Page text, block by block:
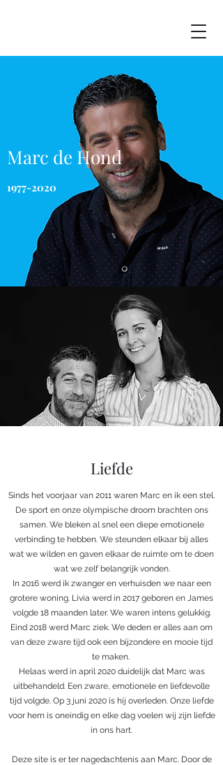
Marc de Hond
1977-2020
Liefde
Sinds het voorjaar van 2011 waren Marc en ik een stel.
De sport en onze olympische droom brachten ons
samen. We bleken al snel een diepe emotionele
verbinding te hebben. We steunden elkaar bij alles
wat we wilden en gaven elkaar de ruimte om te doen
wat we zelf belangrijk vonden.
In 2016 werd ik zwanger en verhuisden we naar een
grotere woning. Livia werd in 2017 geboren en James
volgde 18 maanden later. We waren intens gelukkig.
Eind 2018 werd Marc ziek. We deden er alles aan om
van deze zware tijd ook een bijzondere en mooie tijd
te maken.
Helaas werd in april 2020 duidelijk dat Marc was
uitbehandeld. Een zware, emotionele en liefdevolle
tijd volgde. Op 3 juni 2020 is hij overleden. Onze liefde
voor hem is oneindig en elke dag voelen wij zijn liefde
in ons hart.
Deze site is er ter nagedachtenis aan Marc. Door de